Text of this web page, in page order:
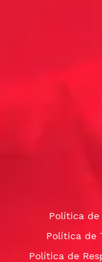
Política de
Política de
Política de